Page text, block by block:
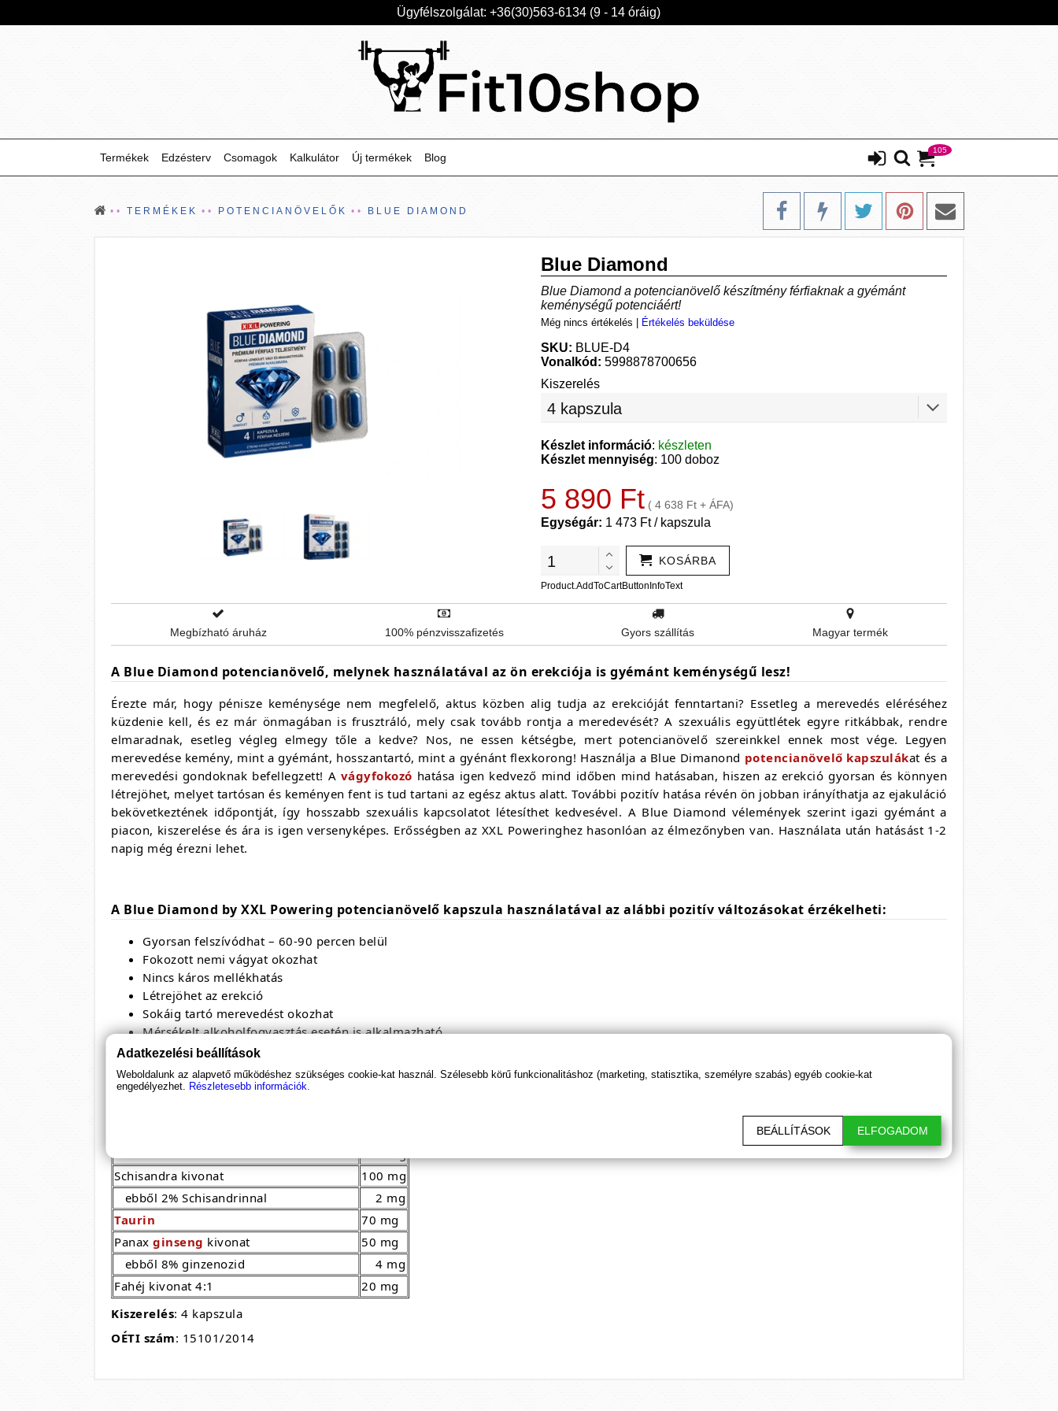
Ügyfélszolgálat: +36(30)563-6134 (9 - 14 óráig)
105
Termékek Edzésterv Csomagok Kalkulátor Új termékek Blog
TERMÉKEK POTENCIANÖVELŐK BLUE DIAMOND
Blue Diamond
Blue Diamond a potencianövelő készítmény férfiaknak a gyémánt
keménységű potenciáért!
Még nincs értékelés Értékelés beküldése
SKU: BLUE-D4
Vonalkód: 5998878700656
Kiszerelés
Készlet információ: készleten
Készlet mennyiség: 100 doboz
5 890 Ft ( 4 638 Ft + ÁFA)
Egységár: 1 473 Ft / kapszula
KOSÁRBA
Product.AddToCartButtonInfoText
Megbízható áruház 100% pénzvisszafizetés Gyors szállítás Magyar termék
A Blue Diamond potencianövelő, melynek használatával az ön erekciója is gyémánt keménységű lesz!
Érezte már, hogy pénisze keménysége nem megfelelő, aktus közben alig tudja az erekcióját fenntartani? Essetleg a merevedés eléréséhez
küzdenie kell, és ez már önmagában is frusztráló, mely csak tovább rontja a meredevését? A szexuális együttlétek egyre ritkábbak, rendre
elmaradnak, esetleg végleg elmegy tőle a kedve? Nos, ne essen kétségbe, mert potencianövelő szereinkkel ennek most vége. Legyen
merevedése kemény, mint a gyémánt, hosszantartó, mint a gyénánt flexkorong! Használja a Blue Dimanond potencianövelő kapszulákat és a
merevedési gondoknak befellegzett! A vágyfokozó hatása igen kedvező mind időben mind hatásaban, hiszen az erekció gyorsan és könnyen
létrejöhet, melyet tartósan és keményen fent is tud tartani az egész aktus alatt. További pozitív hatása révén ön jobban irányíthatja az ejakuláció
bekövetkeztének időpontját, így hosszabb szexuális kapcsolatot létesíthet kedvesével. A Blue Diamond vélemények szerint igazi gyémánt a
piacon, kiszerelése és ára is igen versenyképes. Erősségben az XXL Poweringhez hasonlóan az élmezőnyben van. Használata után hatásást 1-2
napig még érezni lehet.
A Blue Diamond by XXL Powering potencianövelő kapszula használatával az alábbi pozitív változásokat érzékelheti:
Gyorsan felszívódhat – 60-90 percen belül
Fokozott nemi vágyat okozhat
Nincs káros mellékhatás
Létrejöhet az erekció
Sokáig tartó merevedést okozhat
Mérsékelt alkoholfogyasztás esetén is alkalmazható
A Blue Diamond összetevői:
Schisandra kivonat
100 mg
ebből 2% Schisandrinnal
2 mg
Taurin
70 mg
Panax ginseng kivonat
50 mg
ebből 8% ginzenozid
4 mg
Fahéj kivonat 4:1
20 mg
Kiszerelés: 4 kapszula
OÉTI szám: 15101/2014
Adatkezelési beállítások
Weboldalunk az alapvető működéshez szükséges cookie-kat használ. Szélesebb körű funkcionalitáshoz (marketing, statisztika, személyre szabás) egyéb cookie-kat
engedélyezhet. Részletesebb információk.
BEÁLLÍTÁSOK ELFOGADOM